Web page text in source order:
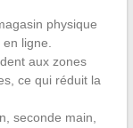
physique
ligne.
aux zones
ce qui réduit la
seconde main,